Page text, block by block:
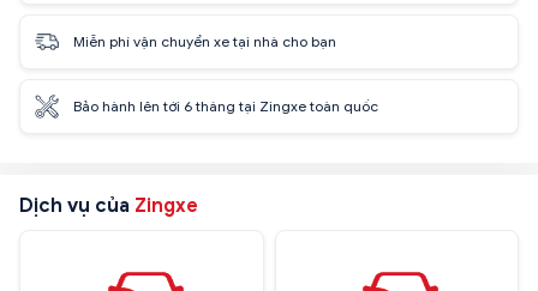
Miễn phí vận chuyển xe tại nhà cho bạn
Bảo hành lên tới 6 tháng tại Zingxe toàn quốc
Dịch vụ của Zingxe